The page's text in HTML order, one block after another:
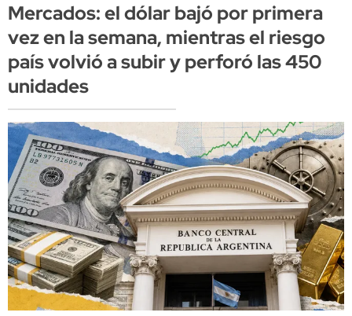
Mercados: el dólar bajó por primera
vez en la semana, mientras el riesgo
país volvió a subir y perforó las 450
unidades